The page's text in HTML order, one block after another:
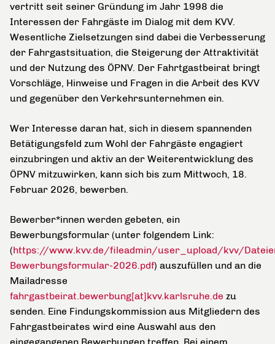
vertritt seit seiner Gründung im Jahr 1998 die
Interessen der Fahrgäste im Dialog mit dem KVV.
Wesentliche Zielsetzungen sind dabei die Verbesserung
der Fahrgastsituation, die Steigerung der Attraktivität
und der Nutzung des ÖPNV. Der Fahrtgastbeirat bringt
Vorschläge, Hinweise und Fragen in die Arbeit des KVV
und gegenüber den Verkehrsunternehmen ein.
Wer Interesse daran hat, sich in diesem spannenden
Betätigungsfeld zum Wohl der Fahrgäste engagiert
einzubringen und aktiv an der Weiterentwicklung des
ÖPNV mitzuwirken, kann sich bis zum Mittwoch, 18.
Februar 2026, bewerben.
Bewerber*innen werden gebeten, ein
Bewerbungsformular (unter folgendem Link:
(https://www.kvv.de/fileadmin/user_upload/kvv/
Bewerbungsformular-2026.pdf) auszufüllen und an die
Mailadresse
fahrgastbeirat.bewerbung[at]kvv.karlsruhe.de zu
senden. Eine Findungskommission aus Mitgliedern des
Fahrgastbeirates wird eine Auswahl aus den